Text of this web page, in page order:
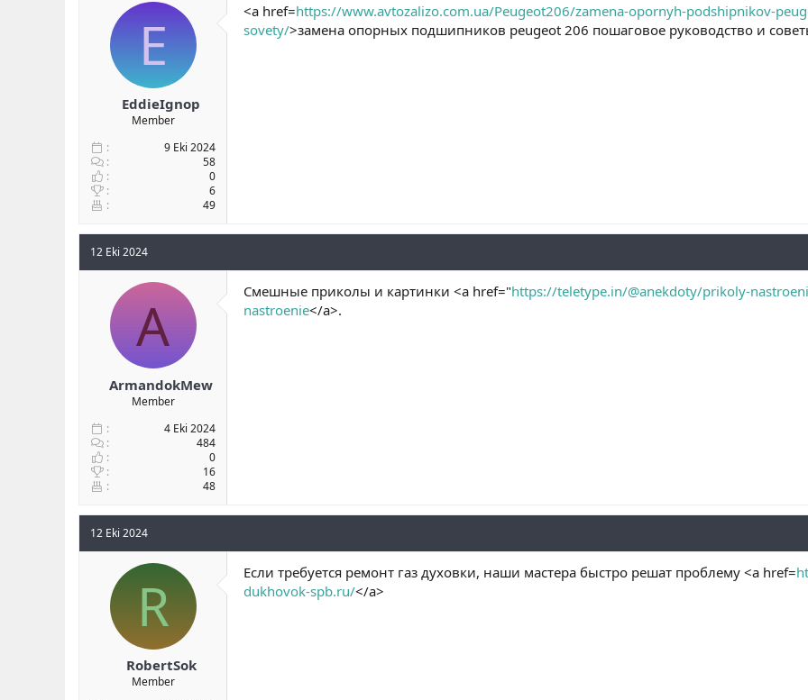
E
EddieIgnop
Member
9 Eki 2024
58
0
6
49
<a href=https://www.avtozalizo.com.ua/Peugeot206/zamena-opornyh-podshipnikov-
sovety/>замена опорных подшипников peugeot 206 пошаговое руководство и
12 Eki 2024
A
ArmandokMew
Member
4 Eki 2024
484
0
16
48
Смешные приколы и картинки <a href="https://teletype.in/@anekdoty/prikoly-
nastroenie</a>.
12 Eki 2024
R
RobertSok
Member
Если требуется ремонт газ духовки, наши мастера быстро решат проблему <a href=
dukhovok-spb.ru/</a>